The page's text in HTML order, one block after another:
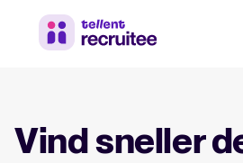
Producten
Werf sneller, werk slimmer samen en
Vind sneller